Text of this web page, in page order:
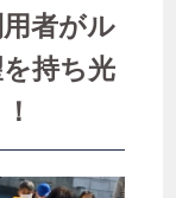
者がル
持ち光